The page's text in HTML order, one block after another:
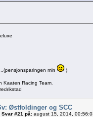
min
)
Kaaten Racing Team.
Østfoldinger og SCC
Svar #21 på: august 15, 2014,